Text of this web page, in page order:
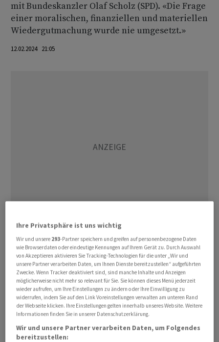
mit Bundeskanzler Olaf Scholz (SPD). «Die Frage
einer moralischen, finanziellen und materiellen
Wiedergutmachung wurde nie umgesetzt.»
12.02.2024 21:05
Tusk betonte, im Gegensatz zu seinen Vorgängern von
der nationalkonservativen PiS-Regierung wolle er
gemeinsam mit Bundeskanzler Scholz «nach Formen
der Zusammenarbeit suchen, die unseren Beziehungen
in Zukunft nicht zum Verhängnis werden». Es gehe nicht
darum, eine Front von gegenseitigen Ressentiments
aufzubauen. Vielmehr sei dies eine Idee für eine weitere
Zusammenarbeit, die der Sicherheit diene und für
beide Nationen von Vorteil sein könnte.
Ihre Privatsphäre ist uns wichtig
Wir und unsere 293-Partner speichern und greifen auf personenbezogene Daten
wie Browserdaten oder eindeutige Kennungen auf Ihrem Gerät zu. Durch Auswahl
von Akzeptieren aktivieren Sie Tracking-Technologien für die unter „Wir und
unsere Partner verarbeiten Daten, um Ihnen Dienste bereitzustellen“ aufgeführten
Zwecke. Wenn Tracker deaktiviert sind, sind manche Inhalte und Anzeigen
möglicherweise nicht mehr so relevant für Sie. Sie können dieses Menü jederzeit
wieder aufrufen, um Ihre Einstellungen zu ändern oder Ihre Einwilligung zu
widerrufen, indem Sie auf den Link Voreinstellungen verwalten am unteren Rand
der Webseite klicken. Ihre Einstellungen gelten innerhalb unseres Website. Weitere
Informationen finden Sie in unserer Datenschutzerklärung.
Wir und unsere Partner verarbeiten Daten, um Folgendes
bereitzustellen: